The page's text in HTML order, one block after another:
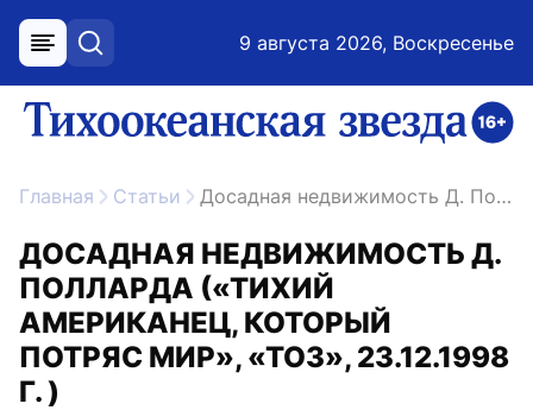
меню поиск 9 августа 2026, Воскресенье
ссылка на главную
Главная Статьи Досадная недвижимость Д. Полларда («Тихий американец, который потряс мир», «ТОЗ», 23.12.1998 г. )
ДОСАДНАЯ НЕДВИЖИМОСТЬ Д.
ПОЛЛАРДА («ТИХИЙ
АМЕРИКАНЕЦ, КОТОРЫЙ
ПОТРЯС МИР», «ТОЗ», 23.12.1998
Г. )